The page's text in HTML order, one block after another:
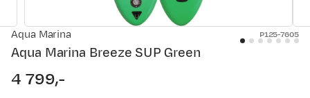
Aqua Marina P125-7605
Aqua Marina Breeze SUP Green
price
4 799,-